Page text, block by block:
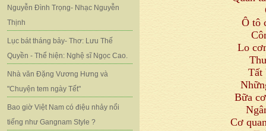
Nguyễn Đình Trọng- Nhạc Nguyễn
Thịnh
Lục bát tháng bảy- Thơ: Lưu Thế
Quyền - Thể hiện: Nghệ sĩ Ngọc Cao.
Nhà văn Đặng Vương Hưng và
"Chuyện tem ngày Tết"
Bao giờ Việt Nam có điệu nhảy nổi
tiếng như Gangnam Style ?
Ô tô
Lo
Tất
Bữa
Cơ